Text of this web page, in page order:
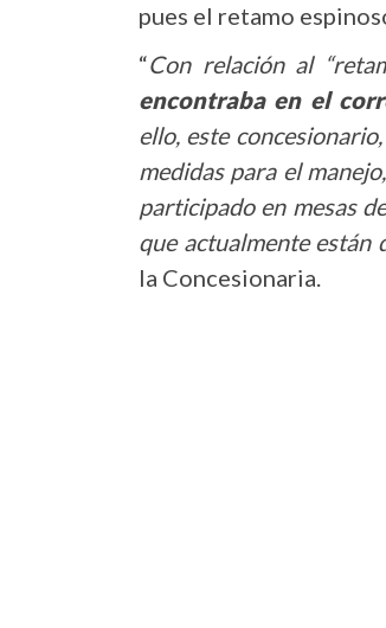
pues el retamo
“Con relación al
encontraba en el
ello, este
medidas para el
participado en mesas
que actualmente están
la Concesionaria.